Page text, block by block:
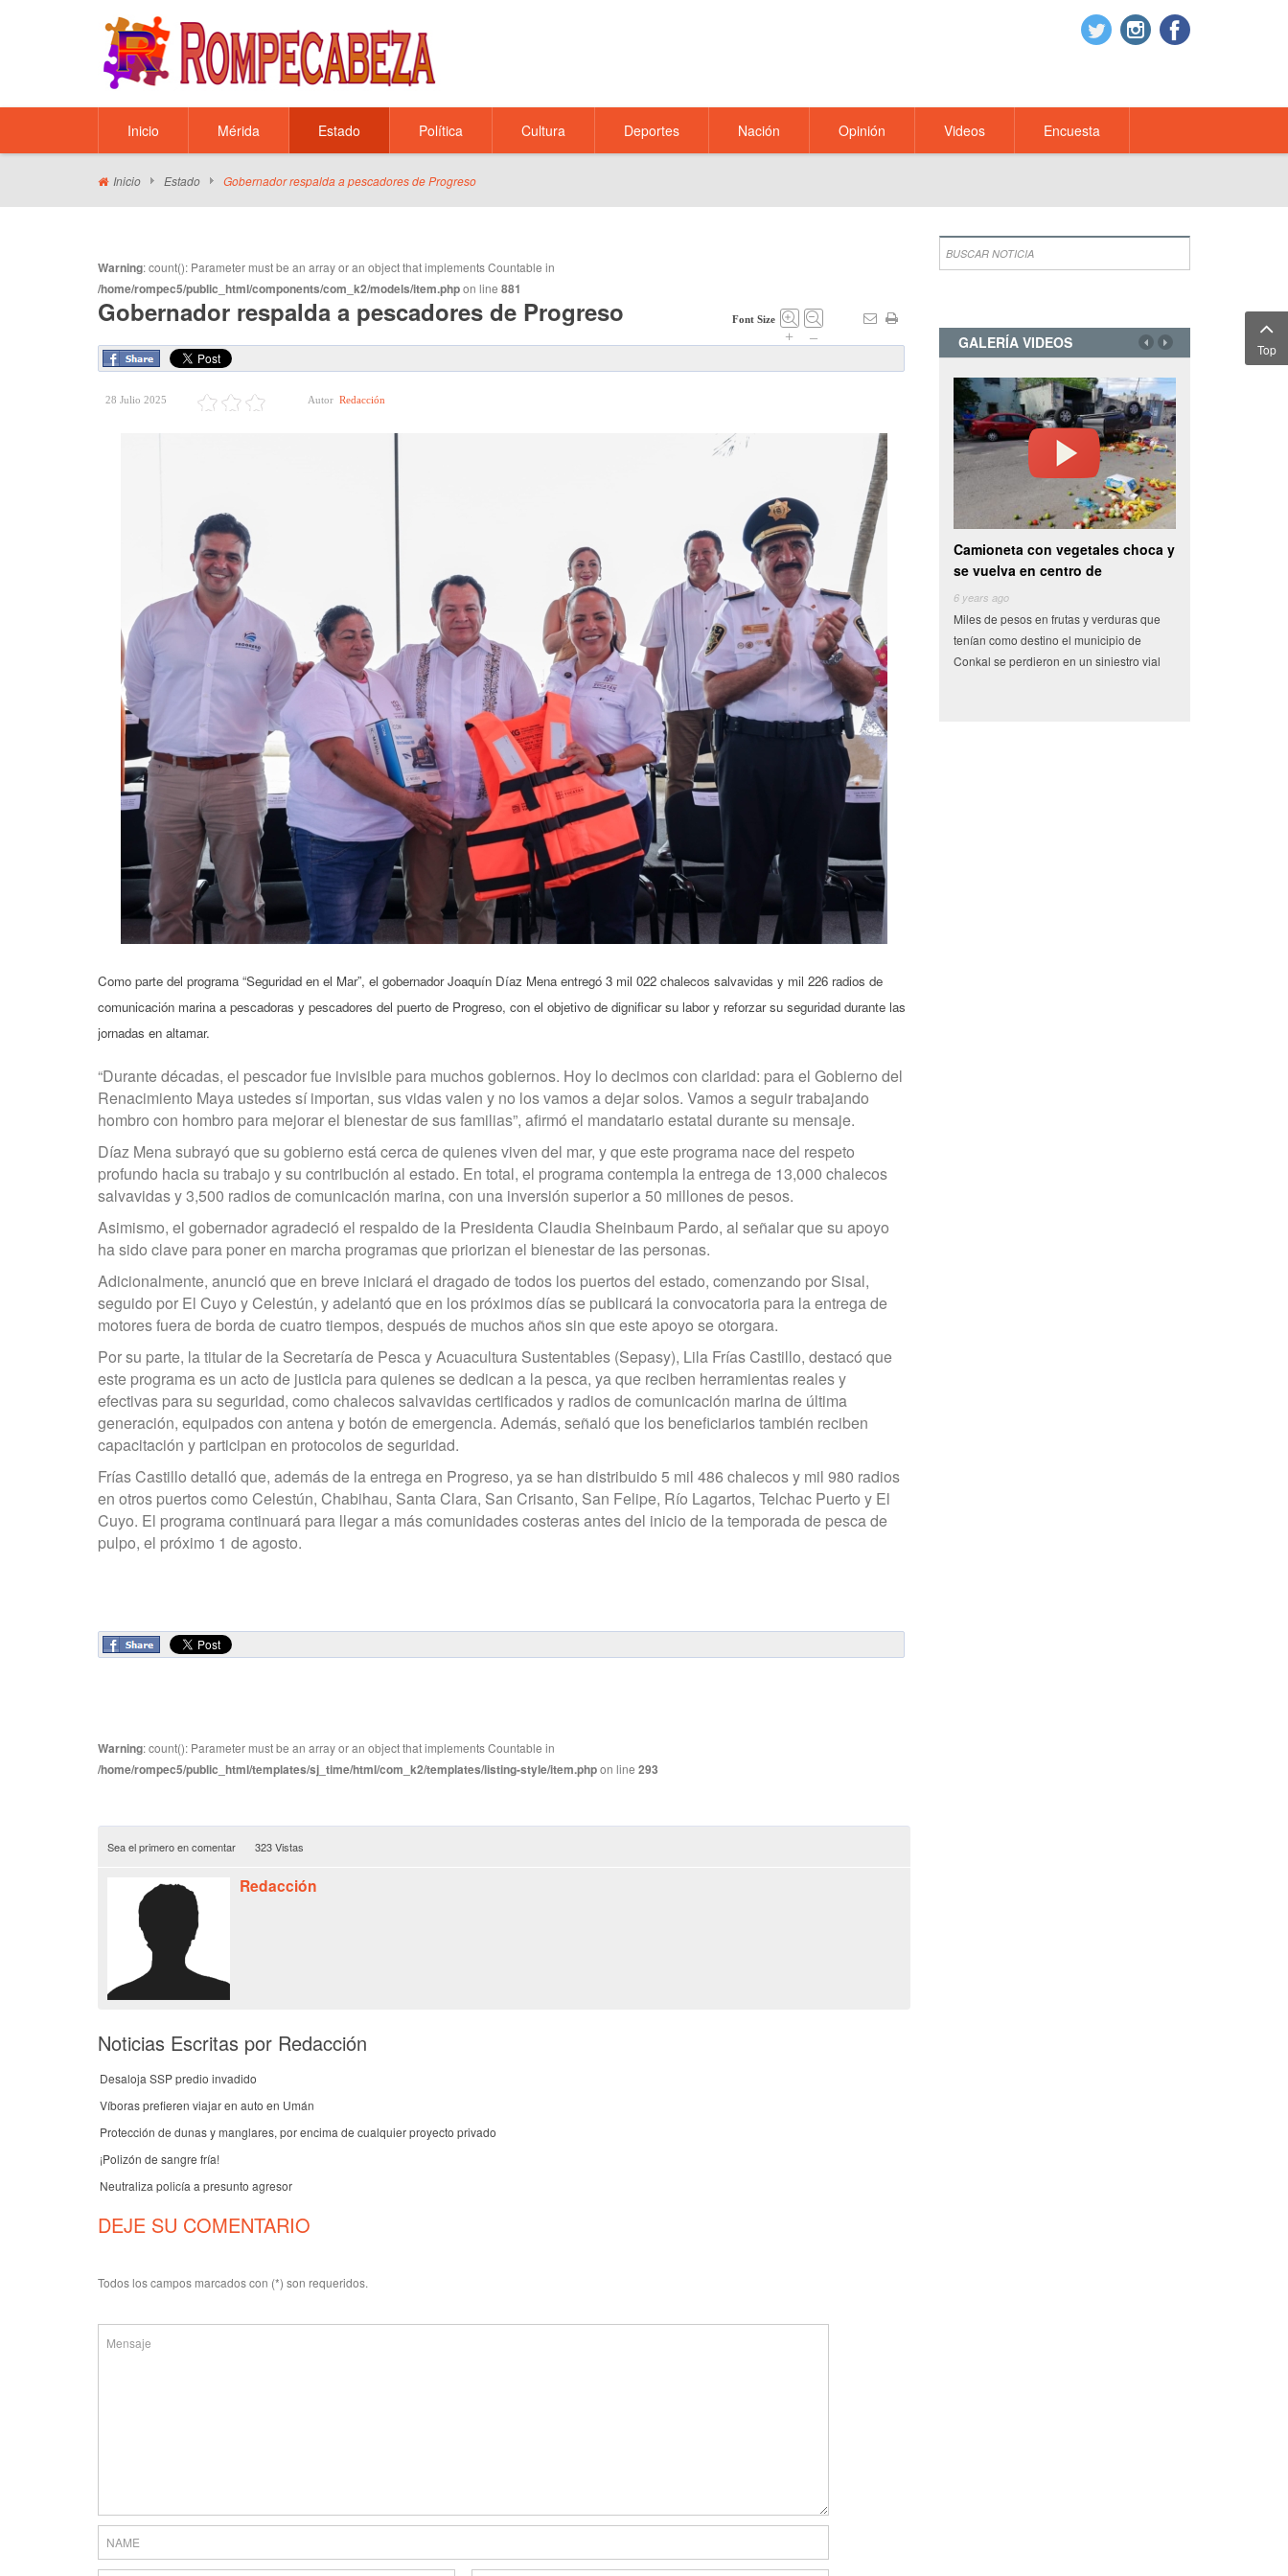
Inicio Mérida Estado Política Cultura Deportes Nación Opinión Videos Encuesta
Inicio Estado Gobernador respalda a pescadores de Progreso
Warning: count(): Parameter must be an array or an object that implements Countable in
/home/rompec5/public_html/components/com_k2/models/item.phpon line 881
Gobernador respalda a pescadores de Progreso Font Size
+ –
28 Julio 2025 Autor Redacción
Como parte del programa “Seguridad en el Mar”, el gobernador Joaquín Díaz Mena entregó 3 mil 022 chalecos salvavidas y mil 226 radios de
comunicación marina a pescadoras y pescadores del puerto de Progreso, con el objetivo de dignificar su labor y reforzar su seguridad durante las
jornadas en altamar.
“Durante décadas, el pescador fue invisible para muchos gobiernos. Hoy lo decimos con claridad: para el Gobierno del
Renacimiento Maya ustedes sí importan, sus vidas valen y no los vamos a dejar solos. Vamos a seguir trabajando
hombro con hombro para mejorar el bienestar de sus familias”, afirmó el mandatario estatal durante su mensaje.
Díaz Mena subrayó que su gobierno está cerca de quienes viven del mar, y que este programa nace del respeto
profundo hacia su trabajo y su contribución al estado. En total, el programa contempla la entrega de 13,000 chalecos
salvavidas y 3,500 radios de comunicación marina, con una inversión superior a 50 millones de pesos.
Asimismo, el gobernador agradeció el respaldo de la Presidenta Claudia Sheinbaum Pardo, al señalar que su apoyo
ha sido clave para poner en marcha programas que priorizan el bienestar de las personas.
Adicionalmente, anunció que en breve iniciará el dragado de todos los puertos del estado, comenzando por Sisal,
seguido por El Cuyo y Celestún, y adelantó que en los próximos días se publicará la convocatoria para la entrega de
motores fuera de borda de cuatro tiempos, después de muchos años sin que este apoyo se otorgara.
Por su parte, la titular de la Secretaría de Pesca y Acuacultura Sustentables (Sepasy), Lila Frías Castillo, destacó que
este programa es un acto de justicia para quienes se dedican a la pesca, ya que reciben herramientas reales y
efectivas para su seguridad, como chalecos salvavidas certificados y radios de comunicación marina de última
generación, equipados con antena y botón de emergencia. Además, señaló que los beneficiarios también reciben
capacitación y participan en protocolos de seguridad.
Frías Castillo detalló que, además de la entrega en Progreso, ya se han distribuido 5 mil 486 chalecos y mil 980 radios
en otros puertos como Celestún, Chabihau, Santa Clara, San Crisanto, San Felipe, Río Lagartos, Telchac Puerto y El
Cuyo. El programa continuará para llegar a más comunidades costeras antes del inicio de la temporada de pesca de
pulpo, el próximo 1 de agosto.
Warning: count(): Parameter must be an array or an object that implements Countable in
/home/rompec5/public_html/templates/sj_time/html/com_k2/templates/listing-style/item.phpon line 293
Sea el primero en comentar 323 Vistas
Redacción
Noticias Escritas por Redacción
Desaloja SSP predio invadido
Víboras prefieren viajar en auto en Umán
Protección de dunas y manglares, por encima de cualquier proyecto privado
¡Polizón de sangre fría!
Neutraliza policía a presunto agresor
DEJE SU COMENTARIO
Todos los campos marcados con (*) son requeridos.
GALERÍA VIDEOS
Investigan caso de adolescente
hallado en Susulá
1 year ago
El menor Lionel V.A., reportado por sus
padres como desaparecido la tarde del
pasado sábado 26 y hallado el martes 29,
Camioneta con vegetales choca y
se vuelva en centro de
6 years ago
Miles de pesos en frutas y verduras que
tenían como destino el municipio de
Conkal se perdieron en un siniestro vial
Video: Alcoholizado sujeto roba
automóvil para después
Tras una persecución, elementos de la
Secretaría de Seguridad Publica (SSP)
detuvieron a un sujeto que en estado de
Top